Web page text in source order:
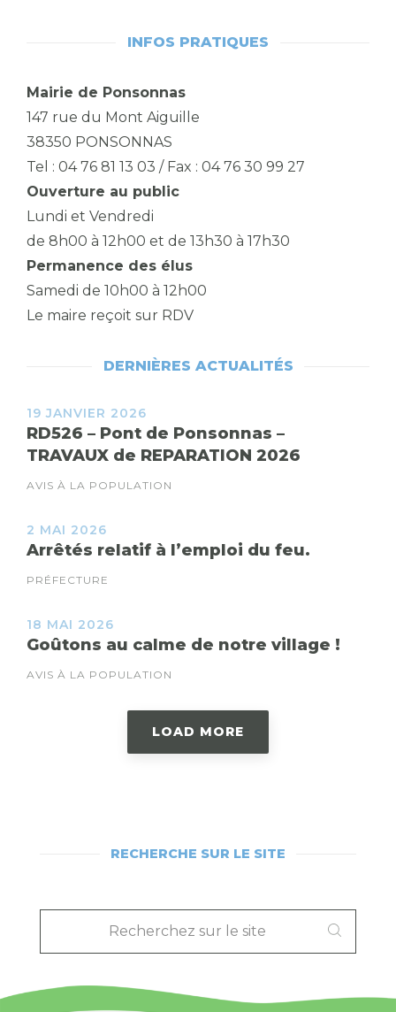
INFOS PRATIQUES
Mairie de Ponsonnas
147 rue du Mont Aiguille
38350 PONSONNAS
Tel : 04 76 81 13 03 / Fax : 04 76 30 99 27
Ouverture au public
Lundi et Vendredi
de 8h00 à 12h00 et de 13h30 à 17h30
Permanence des élus
Samedi de 10h00 à 12h00
Le maire reçoit sur RDV
DERNIÈRES ACTUALITÉS
19 JANVIER 2026
RD526 – Pont de Ponsonnas –
TRAVAUX de REPARATION 2026
AVIS À LA POPULATION
2 MAI 2026
Arrêtés relatif à l’emploi du feu.
PRÉFECTURE
18 MAI 2026
Goûtons au calme de notre village !
AVIS À LA POPULATION
LOAD MORE
RECHERCHE SUR LE SITE
LE
SITE